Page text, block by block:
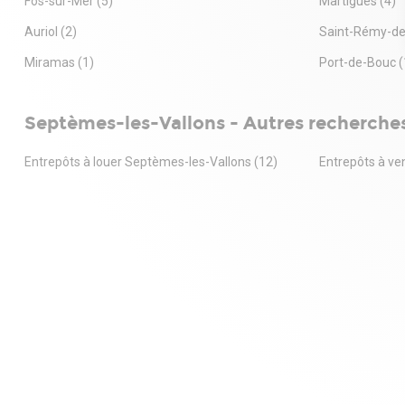
Charges
Dépôt de
Taxe
TTC
Auriol (2) Saint-Rémy-
Miramas (1) Port-de-Bouc
Septèmes-les-Vallons - Autres
Entrepôts à louer Septèmes-les-Vallons (12) Entrepôts à